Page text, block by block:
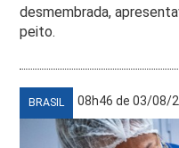
desmembrada,
peito.
BRASIL 08h46 de 03/08/